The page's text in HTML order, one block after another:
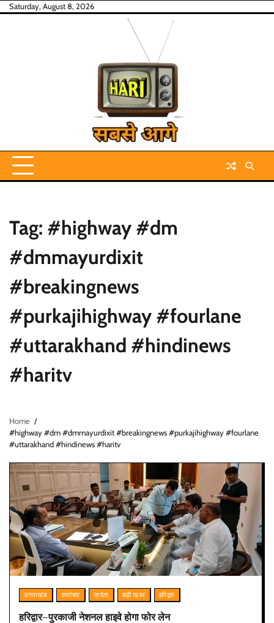
SkipSaturday, August 8, 2026
Tag: #highway #dm
#dmmayurdixit
#breakingnews
#purkajihighway #fourlane
#uttarakhand #hindinews
#haritv
Home
#highway #dm #dmmayurdixit #breakingnews #purkajihighway #fourlane
#uttarakhand #hindinews #haritv
उत्तराखंड कारोबार प्रदेश बड़ी खबर हरिद्वार
हरिद्वार–पुरकाजी नेशनल हाइवे होगा फोर लेन